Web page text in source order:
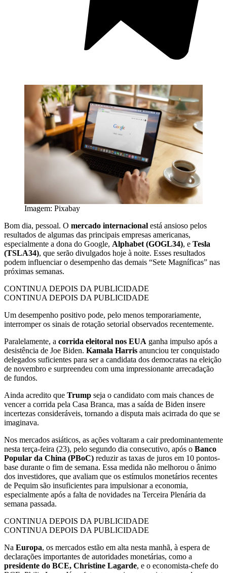
Imagem: Pixabay
Bom dia, pessoal. O mercado internacional está ansioso pelos
resultados de algumas das principais empresas americanas,
especialmente a dona do Google, Alphabet (GOGL34), e Tesla
(TSLA34), que serão divulgados hoje à noite. Esses resultados
podem influenciar o desempenho das demais “Sete Magníficas” nas
próximas semanas.
CONTINUA DEPOIS DA PUBLICIDADE
CONTINUA DEPOIS DA PUBLICIDADE
Um desempenho positivo pode, pelo menos temporariamente,
interromper os sinais de rotação setorial observados recentemente.
Paralelamente, a corrida eleitoral nos EUA ganha impulso após a
desistência de Joe Biden. Kamala Harris anunciou ter conquistado
delegados suficientes para ser a candidata dos democratas na eleição
de novembro e surpreendeu com uma impressionante arrecadação
de fundos.
Ainda acredito que Trump seja o candidato com mais chances de
vencer a corrida pela Casa Branca, mas a saída de Biden insere
incertezas consideráveis, tornando a disputa mais acirrada do que se
imaginava.
Nos mercados asiáticos, as ações voltaram a cair predominantemente
nesta terça-feira (23), pelo segundo dia consecutivo, após o Banco
Popular da China (PBoC) reduzir as taxas de juros em 10 pontos-
base durante o fim de semana. Essa medida não melhorou o ânimo
dos investidores, que avaliam que os estímulos monetários recentes
de Pequim são insuficientes para impulsionar a economia,
especialmente após a falta de novidades na Terceira Plenária da
semana passada.
CONTINUA DEPOIS DA PUBLICIDADE
CONTINUA DEPOIS DA PUBLICIDADE
Na Europa, os mercados estão em alta nesta manhã, à espera de
declarações importantes de autoridades monetárias, como a
presidente do BCE, Christine Lagarde, e o economista-chefe do